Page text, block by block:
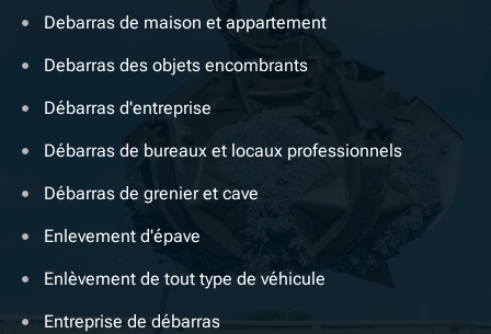
Debarras de maison et appartement
Debarras des objets encombrants
Débarras d'entreprise
Débarras de bureaux et locaux professionnels
Débarras de grenier et cave
Enlevement d'épave
Enlèvement de tout type de véhicule
Entreprise de débarras